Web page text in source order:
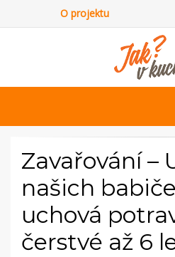
O projektu
Zavařování –
našich
uchová
čerstvé až 6